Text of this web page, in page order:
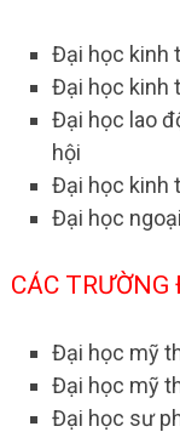
Đại học kinh
Đại học kinh
Đại học lao
hội
Đại học kinh
Đại học
CÁC
Đại học mỹ
Đại học mỹ
Đại học sư